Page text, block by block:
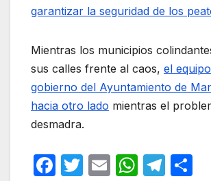
garantizar la seguridad de los
Mientras los municipios
sus calles frente al caos, el
gobierno del Ayuntamiento de
hacia otro lado mientras el
desmadra.
F
T
E
W T